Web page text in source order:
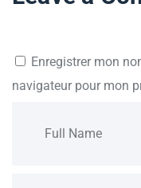
Enregistrer mon
navigateur pour mon